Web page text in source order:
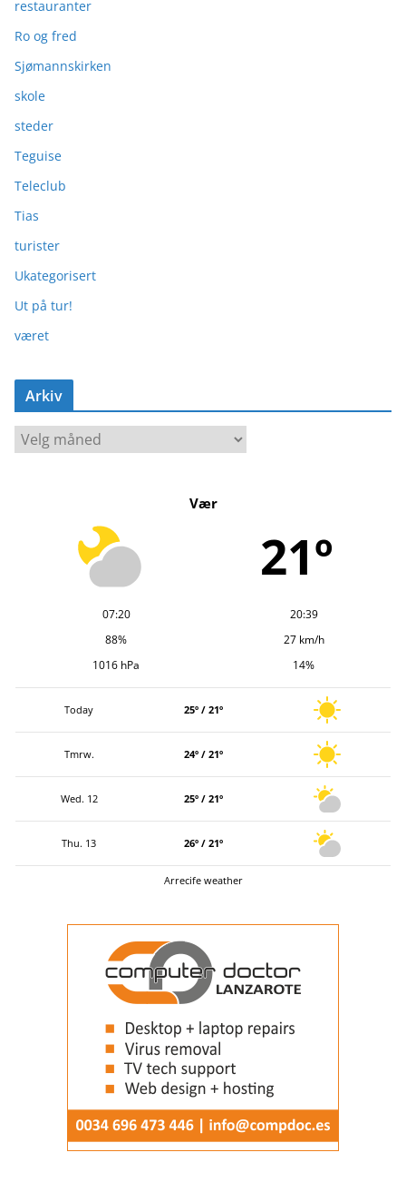
restauranter
Ro og fred
Sjømannskirken
skole
steder
Teguise
Teleclub
Tias
turister
Ukategorisert
Ut på tur!
været
Arkiv
A
r
Vær
21º
07:20
20:39
88%
27 km/h
1016 hPa
14%
Today 25º / 21º
Tmrw. 24º / 21º
Wed. 12 25º / 21º
Thu. 13 26º / 21º
Arrecife weather